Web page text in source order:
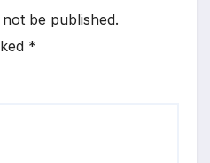
be published.
*